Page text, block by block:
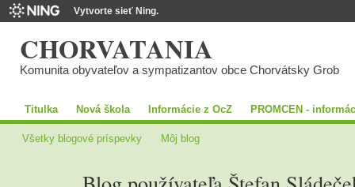
Vytvorte sieť Ning.
CHORVATANIA
Komunita obyvateľov a sympatizantov obce Chorvátsky Grob
Titulka Nová škola Informácie z OcZ PROMCEN -
Všetky blogové príspevky Môj blog